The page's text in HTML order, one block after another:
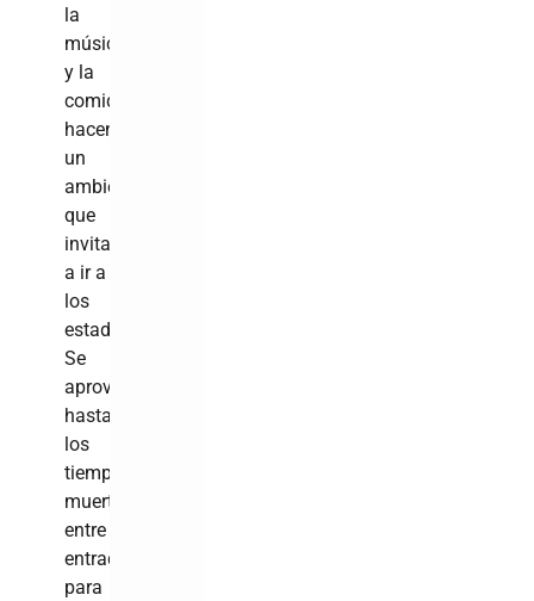
la
música
y la
comida,
hacen
un
ambiente
que
invita
a ir a
los
estadios.
Se
aprovechan
hasta
los
tiempos
muertos
entre
entradas
para